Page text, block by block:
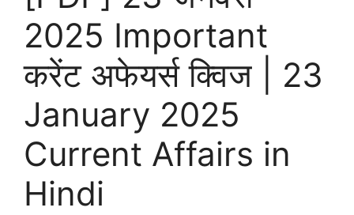
2025 Important
करेंट अफेयर्स क्विज | 23
January 2025
Current Affairs in
Hindi